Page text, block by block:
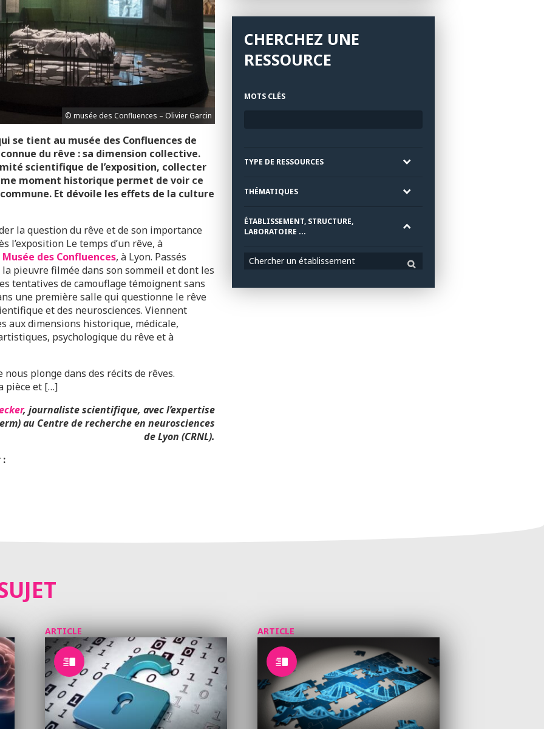
© musée des Confluences – Olivier Garcin
se tient au musée des Confluences de
du rêve : sa dimension collective.
scientifique de l’exposition, collecter
moment historique permet de voir ce
Et dévoile les effets de la culture
la question du rêve et de son importance
l’exposition Le temps d’un rêve, à
Musée des Confluences, à Lyon. Passés
pieuvre filmée dans son sommeil et dont les
tentatives de camouflage témoignent sans
une première salle qui questionne le rêve
et des neurosciences. Viennent
aux dimensions historique, médicale,
psychologique du rêve et à
plonge dans des récits de rêves.
pièce et […]
, journaliste scientifique, avec l’expertise
au Centre de recherche en neurosciences
de Lyon (CRNL).
:
CHERCHEZ UNE
RESSOURCE
MOTS CLÉS
TYPE DE RESSOURCES
THÉMATIQUES
ÉTABLISSEMENT, STRUCTURE,
LABORATOIRE ...
Chercher un établissement
ARTICLE ARTICLE